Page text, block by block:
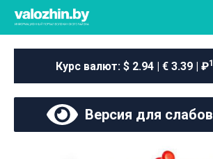
Курс валют: $ 2.94 | € 3.39 | ₽
Версия для